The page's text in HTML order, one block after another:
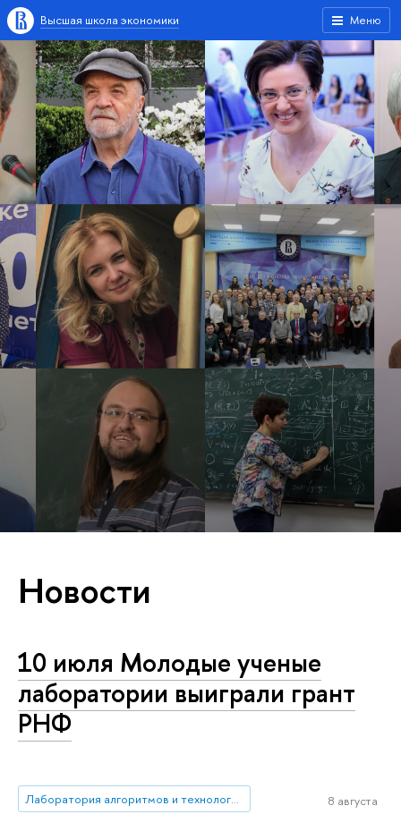
Меню
Высшая школа экономики
Новости
10 июля Молодые ученые
лаборатории выиграли грант
РНФ
Лаборатория алгоритмов и технологий анализа сетевых структур (Нижний Новгород) 8 августа